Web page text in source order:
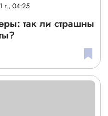
г., 04:25
так ли страшны